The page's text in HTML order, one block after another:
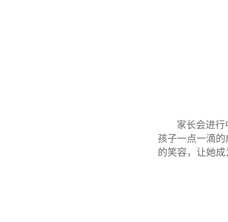
家长会进
孩子一点一滴
的笑容，让她